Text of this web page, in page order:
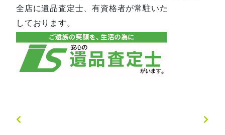
全店に遺品査定士、有資格者が常駐いた
しております。